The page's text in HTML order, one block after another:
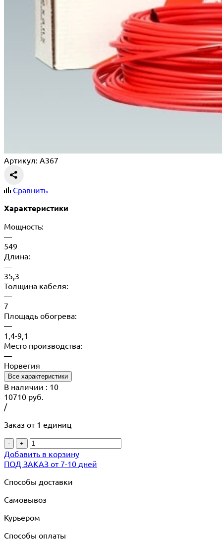
Артикул: A367
Сравнить
Характеристики
Мощность:
—
549
Длина:
—
35,3
Толщина кабеля:
—
7
Площадь обогрева:
—
1,4-9,1
Место производства:
—
Норвегия
Все характеристики
В наличии : 10
10710 руб.
/
Заказ от 1 единиц
- +
Добавить в корзину
ПОД ЗАКАЗ от 7-10 дней
Способы доставки
Самовывоз
Курьером
Способы оплаты